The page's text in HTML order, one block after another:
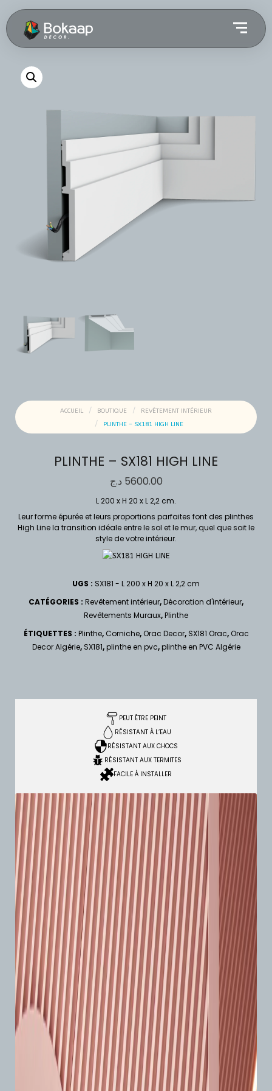
ACCUEIL BOUTIQUE
REVÊTEMENT INTÉRIEUR
PLINTHE – SX181 HIGH LINE
PLINTHE – SX181 HIGH LINE
5600.00 د.ج
L 200 x H 20 x L 2,2 cm.
Leur forme épurée et leurs proportions parfaites font des plinthes
High Line la transition idéale entre le sol et le mur, quel que soit le
style de votre intérieur.
UGS : SX181 - L 200 x H 20 x L 2,2 cm
CATÉGORIES : Revêtement intérieur,Décoration d'intérieur,
Revêtements Muraux,Plinthe
ÉTIQUETTES : Plinthe, Corniche, Orac Decor, SX181 Orac, Orac
Decor Algérie, SX181,plinthe en pvc,plinthe en PVC Algérie
PEUT ÊTRE PEINT
RÉSISTANT À L’EAU
RÉSISTANT AUX CHOCS
RÉSISTANT AUX TERMITES
FACILE À INSTALLER